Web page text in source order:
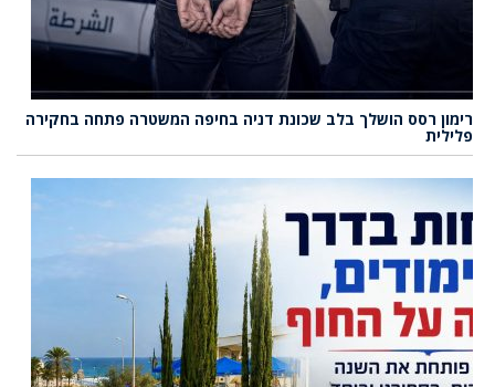
רימון רסס הושלך בלב שכונת דניה בחיפה המשטרה פתחה בחקירה
פלילית